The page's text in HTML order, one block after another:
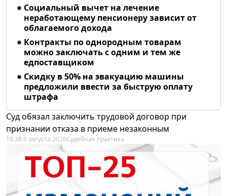
Социальный вычет на лечение
неработающему пенсионеру зависит от
облагаемого дохода
Контракты по однородным товарам
можно заключать с одним и тем же
едпоставщиком
Скидку в 50% на эвакуацию машины
предложили ввести за быструю оплату
штрафа
Суд обязал заключить трудовой договор при
признании отказа в приеме незаконным
18:38 6 августа 2026Судебная практика